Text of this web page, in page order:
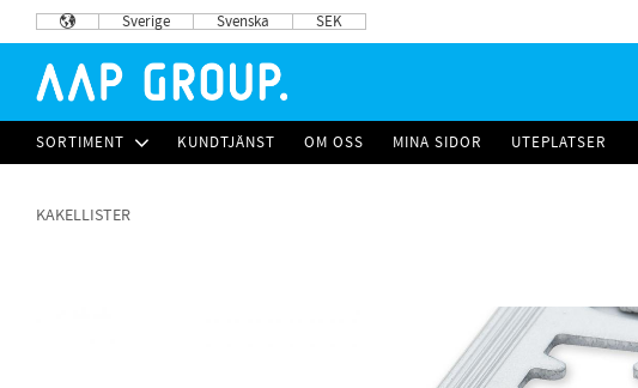
Sverige Svenska SEK
SORTIMENT KUNDTJÄNST OM OSS MINA SIDOR UTEPLATSER
KAKELLISTER